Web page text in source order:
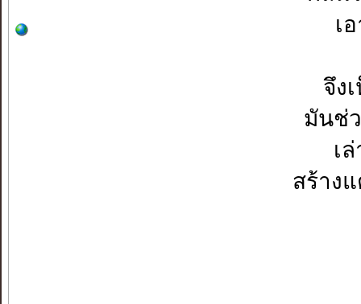
เ
จึง
มันช่
เ
สร้าง